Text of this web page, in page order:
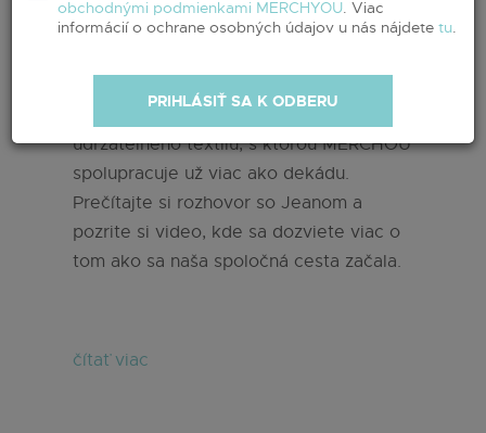
udržateľného textilu, s ktorou MERCHOU
spolupracuje už viac ako dekádu.
Prečítajte si rozhovor so Jeanom a
pozrite si video, kde sa dozviete viac o
tom ako sa naša spoločná cesta začala.
čítať viac
obchodnými podmienkami MERCHYOU. Viac
informácií o ochrane osobných údajov u nás nájdete tu.
PRIHLÁSIŤ SA K ODBERU